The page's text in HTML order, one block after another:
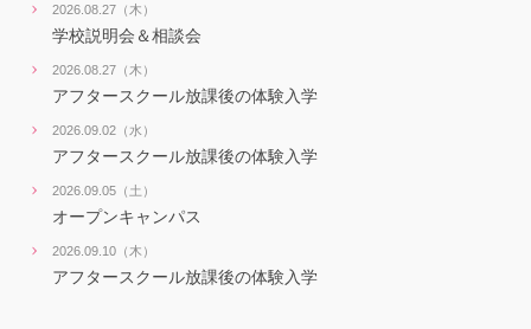
2026.08.27（木）
学校説明会＆相談会
2026.08.27（木）
アフタースクール放課後の体験入学
2026.09.02（水）
アフタースクール放課後の体験入学
2026.09.05（土）
オープンキャンパス
2026.09.10（木）
アフタースクール放課後の体験入学